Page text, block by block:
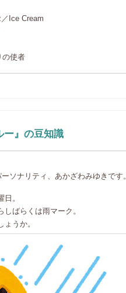
Ice Cream
の使者
ー』の豆知識
ーソナリティ、あかざわみゆきです
。
ばらくは雨マーク。
うか。